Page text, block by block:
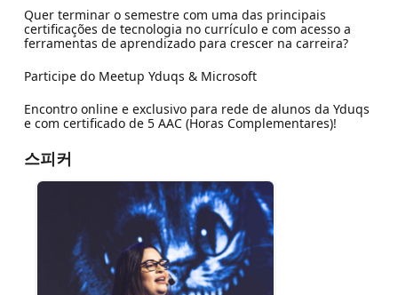
Quer terminar o semestre com uma das principais
certificações de tecnologia no currículo e com acesso a
ferramentas de aprendizado para crescer na carreira?
Participe do Meetup Yduqs & Microsoft
Encontro online e exclusivo para rede de alunos da Yduqs
e com certificado de 5 AAC (Horas Complementares)!
스피커